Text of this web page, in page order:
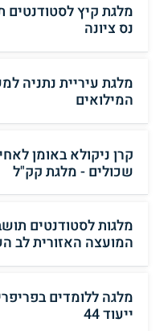
מלגת קיץ לסטודנטים
נס ציונה
מלגת עיריית נתניה
המילואים
קרן ניקולא באומן
שכולים - מלגת קק"ל
מלגות לסטודנטים
המועצה האזורית לב
מלגה ללומדים
ייעוד 44